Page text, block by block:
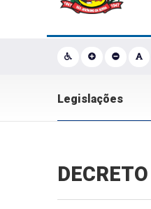
Legislações